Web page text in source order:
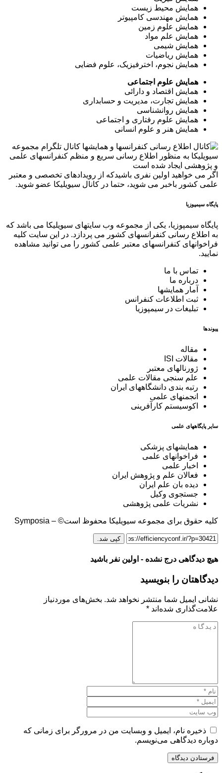
همایش محیط زیست
همایش مهندسی کامپیوتر
همایش علوم زمین
همایش علم مواد
همایش شیمی
همایش ریاضیات
همایش نجوم، اخترفیزیک، علوم فضایی
همایش علوم اجتماعی
همایش اقتصاد و دارائی
همایش تجارت، مدیریت و حسابداری
همایش روانشناسی
همایش علوم رفتاری و اجتماعی
همایش هنر و علوم انسانی
کانال تلگرام مجموعه
سیویلیکا به منظور اطلاع رسانی سریع و منظم کنفرانسهای علمی
و پژوهشی ایجاد شده است
اگر می خواهید اولین نفری باشیدکه از رویدادهای تخصصی و معتبر
علمی کشور باخبر می شوید، حتما در کانال سیویلیکا عضو شوید.
پایگاه سیمپوزیا
پایگاه سیمپوزیا، یکی از مجموعه وب سایتهای سیویلیکا می باشد که
به اطلاع رسانی کنفرانسهای کشور می پردازد. در این سایت کلیه
فراخوانهای کنفرانسهای معتبر علمی کشور را می توانید مشاهده
نمایید.
تماس با ما
درباره ما
آمار همایشها
ثبت اطلاعات کنفرانس
تبلیغات در سیمپوزیا
پیوندها
مقاله
مقالات ISI
ژورنالهای معتبر
علم سنجی مقالات علمی
رتبه بندی دانشگاههای ایران
انجمنهای علمی
اکوسیستم کارآفرینی
سایر پایگاههای علمی
همایشهای پزشکی
فراخوانهای علمی
اخبار علمی
فعالان علم و پژوهش ایران
دیده بان علم ایران
جستجوی وکیل
نشریات علمی پژوهشی
کلیه حقوق برای مجموعه سیویلیکا محفوظ است© – Symposia
کپی شد.
هیچ دیدگاهی درج نشده - اولین نفر باشید
دیدگاهتان را بنویسید
نشانی ایمیل شما منتشر نخواهد شد. بخش‌های موردنیاز
علامت‌گذاری شده‌اند *
ذخیره نام، ایمیل و وبسایت من در مرورگر برای زمانی که
دوباره دیدگاهی می‌نویسم.